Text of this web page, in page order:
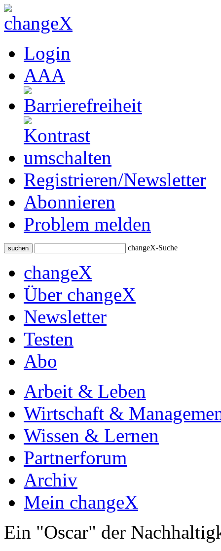
Login
AAA
Registrieren/Newsletter
Abonnieren
Problem melden
suchen changeX-Suche
changeX
Über changeX
Newsletter
Testen
Abo
Arbeit & Leben
Wirtschaft &
Wissen & Lernen
Partnerforum
Archiv
Mein changeX
Ein "Oscar" der